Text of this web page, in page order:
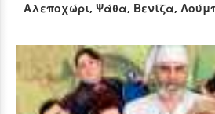
Αλεποχώρι, Ψάθα, Βενίζα,